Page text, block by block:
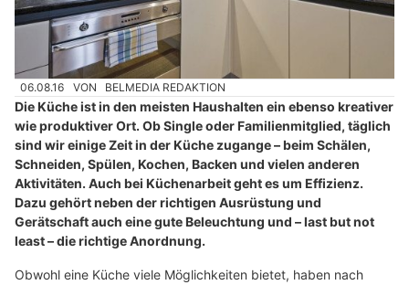
06.08.16 VON BELMEDIA REDAKTION
Die Küche ist in den meisten Haushalten ein ebenso kreativer
wie produktiver Ort. Ob Single oder Familienmitglied, täglich
sind wir einige Zeit in der Küche zugange – beim Schälen,
Schneiden, Spülen, Kochen, Backen und vielen anderen
Aktivitäten. Auch bei Küchenarbeit geht es um Effizienz.
Dazu gehört neben der richtigen Ausrüstung und
Gerätschaft auch eine gute Beleuchtung und – last but not
least – die richtige Anordnung.
Obwohl eine Küche viele Möglichkeiten bietet, haben nach